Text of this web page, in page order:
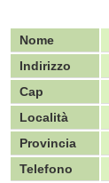
Nome
Indirizzo
Cap
Località
Provincia
Telefono